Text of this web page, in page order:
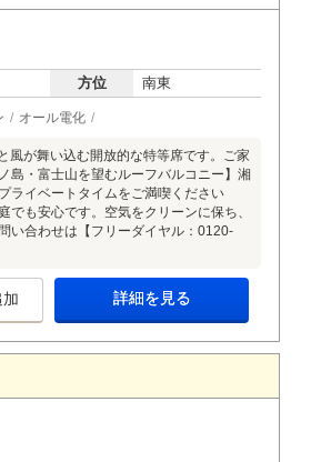
方位 南東
オール電化
が舞い込む開放的な特等席です。ご家
島・富士山を望むルーフバルコニー】湘
ライベートタイムをご満喫ください
も安心です。空気をクリーンに保ち、
い合わせは【フリーダイヤル：0120-
詳細を見る